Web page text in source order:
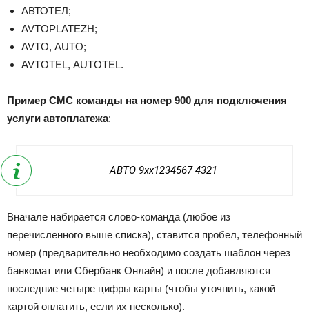
АВТОТЕЛ;
AVTOPLATEZH;
AVTO, AUTO;
AVTOTEL, AUTOTEL.
Пример СМС команды на номер 900 для подключения
услуги автоплатежа:
АВТО 9xx1234567 4321
Вначале набирается слово-команда (любое из
перечисленного выше списка), ставится пробел, телефонный
номер (предварительно необходимо создать шаблон через
банкомат или Сбербанк Онлайн) и после добавляются
последние четыре цифры карты (чтобы уточнить, какой
картой оплатить, если их несколько).